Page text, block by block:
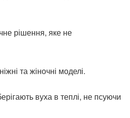
рішення, яке не
та жіночні моделі.
вуха в теплі, не псуючи